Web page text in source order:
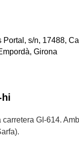
Portal, s/n, 17488,
Girona
hi
GI-614.